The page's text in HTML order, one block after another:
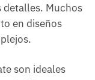
detalles. Muchos
en diseños
son ideales